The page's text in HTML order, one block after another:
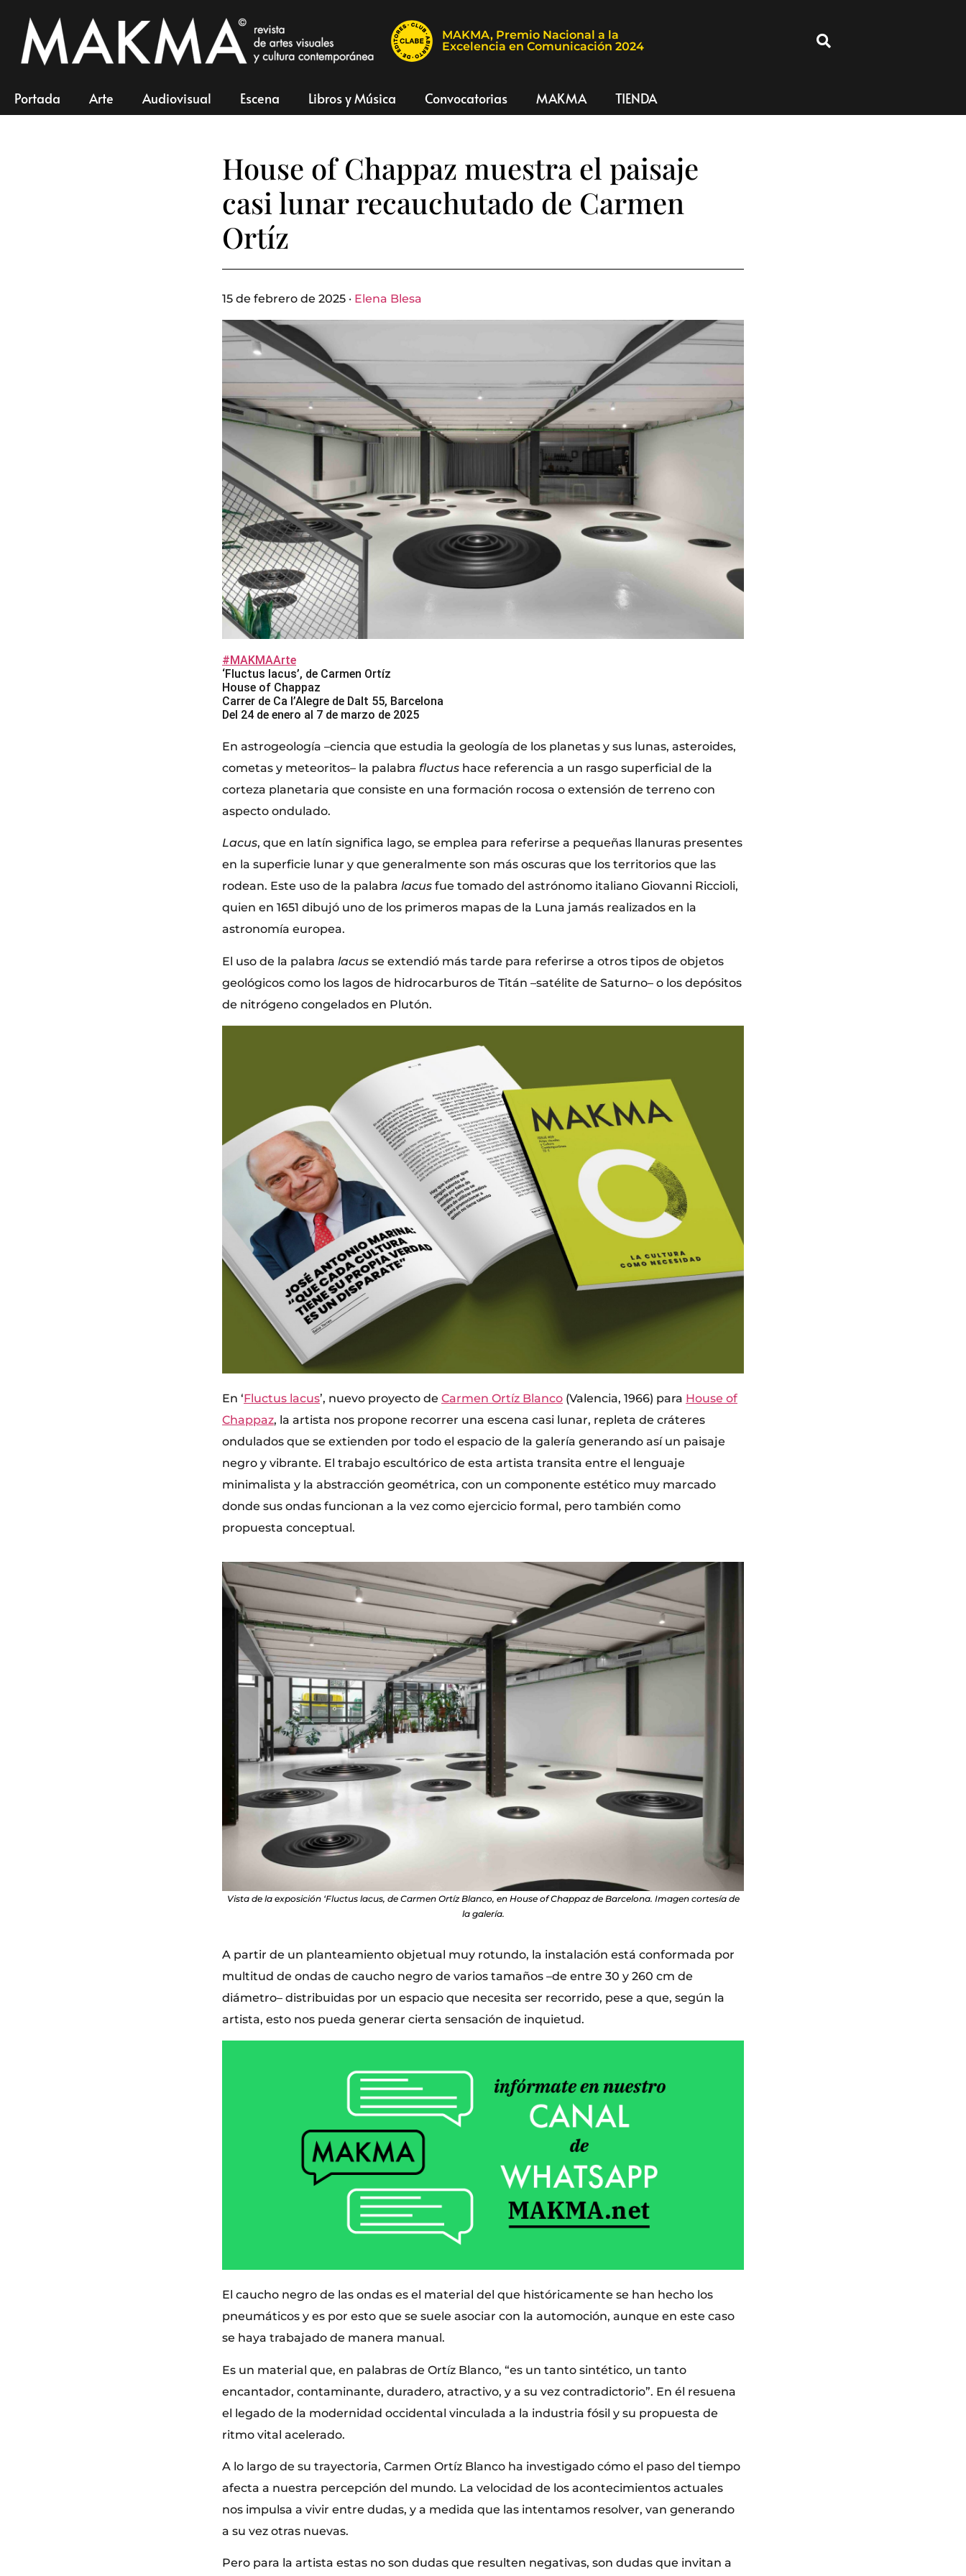
MAKMA, Premio Nacional a la
Excelencia en Comunicación 2024
Portada Arte Audiovisual Escena Libros y Música Convocatorias MAKMA TIENDA
House of Chappaz muestra el paisaje
casi lunar recauchutado de Carmen
Ortíz
15 de febrero de 2025 · Elena Blesa
#MAKMAArte
‘Fluctus lacus’, de Carmen Ortíz
House of Chappaz
Carrer de Ca l’Alegre de Dalt 55, Barcelona
Del 24 de enero al 7 de marzo de 2025
En astrogeología –ciencia que estudia la geología de los planetas y sus lunas, asteroides,
cometas y meteoritos– la palabra fluctus hace referencia a un rasgo superficial de la
corteza planetaria que consiste en una formación rocosa o extensión de terreno con
aspecto ondulado.
Lacus, que en latín significa lago, se emplea para referirse a pequeñas llanuras presentes
en la superficie lunar y que generalmente son más oscuras que los territorios que las
rodean. Este uso de la palabra lacus fue tomado del astrónomo italiano Giovanni Riccioli,
quien en 1651 dibujó uno de los primeros mapas de la Luna jamás realizados en la
astronomía europea.
El uso de la palabra lacus se extendió más tarde para referirse a otros tipos de objetos
geológicos como los lagos de hidrocarburos de Titán –satélite de Saturno– o los depósitos
de nitrógeno congelados en Plutón.
En ‘Fluctus lacus’, nuevo proyecto de Carmen Ortíz Blanco (Valencia, 1966) para House of
Chappaz, la artista nos propone recorrer una escena casi lunar, repleta de cráteres
ondulados que se extienden por todo el espacio de la galería generando así un paisaje
negro y vibrante. El trabajo escultórico de esta artista transita entre el lenguaje
minimalista y la abstracción geométrica, con un componente estético muy marcado
donde sus ondas funcionan a la vez como ejercicio formal, pero también como
propuesta conceptual.
Vista de la exposición ‘Fluctus lacus, de Carmen Ortíz Blanco, en House of Chappaz de Barcelona. Imagen cortesía de
la galería.
A partir de un planteamiento objetual muy rotundo, la instalación está conformada por
multitud de ondas de caucho negro de varios tamaños –de entre 30 y 260 cm de
diámetro– distribuidas por un espacio que necesita ser recorrido, pese a que, según la
artista, esto nos pueda generar cierta sensación de inquietud.
El caucho negro de las ondas es el material del que históricamente se han hecho los
pneumáticos y es por esto que se suele asociar con la automoción, aunque en este caso
se haya trabajado de manera manual.
Es un material que, en palabras de Ortíz Blanco, “es un tanto sintético, un tanto
encantador, contaminante, duradero, atractivo, y a su vez contradictorio”. En él resuena
el legado de la modernidad occidental vinculada a la industria fósil y su propuesta de
ritmo vital acelerado.
A lo largo de su trayectoria, Carmen Ortíz Blanco ha investigado cómo el paso del tiempo
afecta a nuestra percepción del mundo. La velocidad de los acontecimientos actuales
nos impulsa a vivir entre dudas, y a medida que las intentamos resolver, van generando
a su vez otras nuevas.
Pero para la artista estas no son dudas que resulten negativas, son dudas que invitan a